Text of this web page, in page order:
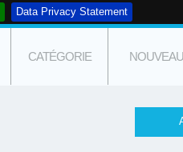
Data Privacy Statement
CATÉGORIE NOUVEAU